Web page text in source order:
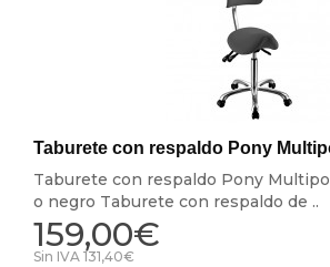
Taburete con respaldo Pony
Taburete con respaldo Pony
o negro Taburete con respaldo de ..
159,00€
Sin IVA 131,40€